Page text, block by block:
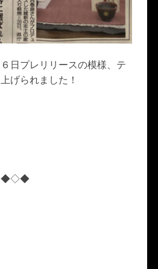
日プレリリースの模様、テ
げられました！